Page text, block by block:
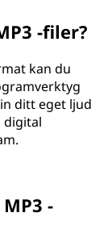
-filer?
kan du
ditt eget ljud
digital
-